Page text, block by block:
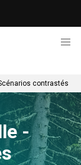
contrastés
-